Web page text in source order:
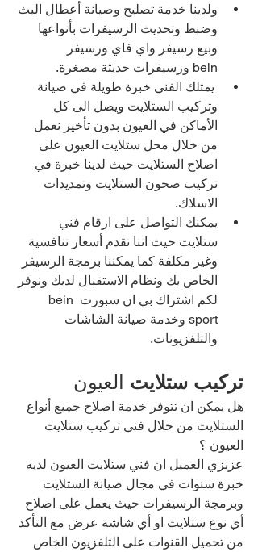
ولدينا خدمة تصليح وصيانة أعطال البث
وضبط وتحديث الرسيفرات بأنواعها
وبيع رسيفر واي فاي ورسيفر
bein ورسيفرات حديثة مصغرة.
يمتلك الفني خبرة طويلة في صيانة
وتركيب الستلايت ويصل الى كل
الأماكن في العيون بدون تأخير نعمل
من خلال محل ستلايت العيون على
اصلاح الستلايت حيث لدينا خبرة في
تركيب صحون الستلايت وتمديدات
الاسلاك.
يمكنك التواصل على ارقام فني
ستلايت حيث اننا نقدم أسعار تنافسية
وغير مكلفة كما يمكننا برمجة الرسيفر
الخاص بك ونظام الاستقبال لديك ونوفر
لكم اشتراك بي ان سبورت bein
sport وخدمة صيانة الشاشات
والتلفزيونات.
تركيب ستلايت العيون
هل يمكن ان تتوفر خدمة اصلاح جميع أنواع
الستلايت من خلال فني تركيب ستلايت
العيون ؟
عزيزي العميل ان فني ستلايت العيون لديه
خبرة سنوات في مجال صيانة الستلايت
وبرمجة الرسيفرات حيث يعمل على اصلاح
أي نوع ستلايت او أي شاشة عرض مع التأكد
من تحميل القنوات على التلفزيون الخاص